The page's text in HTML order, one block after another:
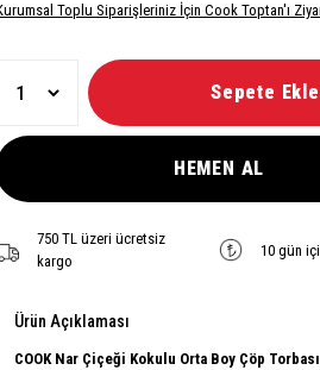
Toplu Siparişleriniz İçin Cook Toptan'ı
Sepete Ekle
HEMEN AL
750 TL üzeri ücretsiz
kargo
10 gün
Ürün Açıklaması
COOK Nar Çiçeği Kokulu Orta Boy Çöp